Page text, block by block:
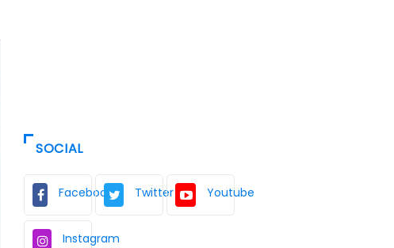
SOCIAL
Facebook Twitter Youtube
Instagram